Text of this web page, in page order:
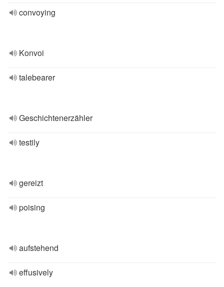
convoying
Konvoi
talebearer
Geschichtenerzähler
testily
gereizt
poising
aufstehend
effusively